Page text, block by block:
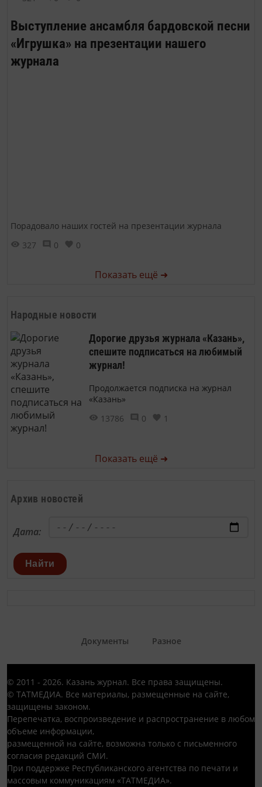
Выступление ансамбля бардовской песни
«Игрушка» на презентации нашего
журнала
Порадовало наших гостей на презентации журнала
327
0 0
Показать ещё ➜
Народные новости
Дорогие друзья журнала «Казань»,
спешите подписаться на любимый
журнал!
Продолжается подписка на журнал
«Казань»
13786
0 1
Показать ещё ➜
Архив новостей
Дата:
Найти
Документы Разное
© 2011 - 2026. Казань журнал. Все права защищены.
© ТАТМЕДИА. Все материалы, размещенные на сайте,
защищены законом.
Перепечатка, воспроизведение и распространение в любом
объеме информации,
размещенной на сайте, возможна только с письменного
согласия редакций СМИ.
При поддержке Республиканского агентства по печати и
массовым коммуникациям «ТАТМЕДИА».